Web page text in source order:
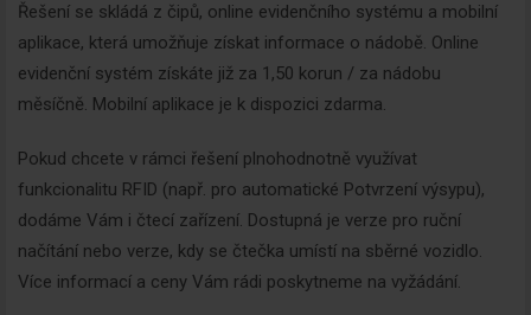
Řešení se skládá z čipů, online evidenčního systému a mobilní
aplikace, která umožňuje získat informace o nádobě. Online
evidenční systém získáte již za 1,50 korun / za nádobu
měsíčně. Mobilní aplikace je k dispozici zdarma.
Pokud chcete v rámci řešení plnohodnotně využívat
funkcionalitu RFID (např. pro automatické Potvrzení výsypu),
dodáme Vám i čtecí zařízení. Dostupná je verze pro ruční
načítání nebo verze, kdy se čtečka umístí na sběrné vozidlo.
Více informací a ceny Vám rádi poskytneme na vyžádání.